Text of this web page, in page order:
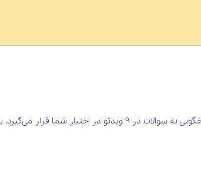
این دوره در سه جلسه‌ی 90 دقیقه‌ای در اسکای روم برگزار شده است. محتوای کامل این جلسه همراه با نکات مهم و پاسخگویی به سوالات